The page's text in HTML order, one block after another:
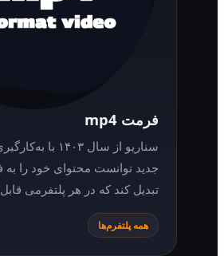
سناریو از سال ۱۴۰۳ با به‌کارگیری فناوری
جدید توانست محتوای خود را به فرمت mp4
تبدیل کند که در هر پلتفرمی قابل پخش است.
همه پلتفرم‌ها